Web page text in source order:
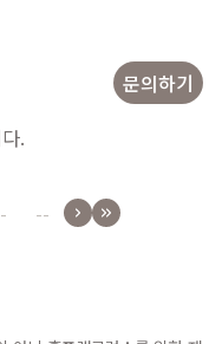
문의하기
.
--